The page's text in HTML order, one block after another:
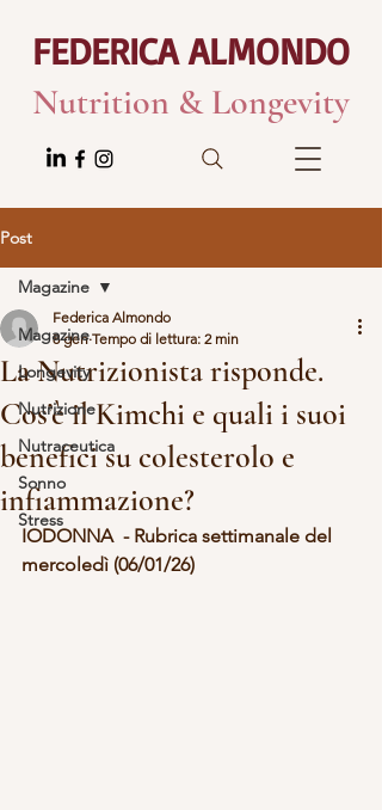
FEDERICA ALMONDO
Nutrition & Longevity
Post
Magazine
Longevity
Nutrizione
Nutraceutica
Sonno
Stress
Magazine
La Nutrizionista risponde.
Cos’è il Kimchi e quali i suoi
benefici su colesterolo e
infiammazione?
Federica Almondo
8 gen Tempo di lettura: 2 min
IODONNA  - Rubrica settimanale del
mercoledì (06/01/26)